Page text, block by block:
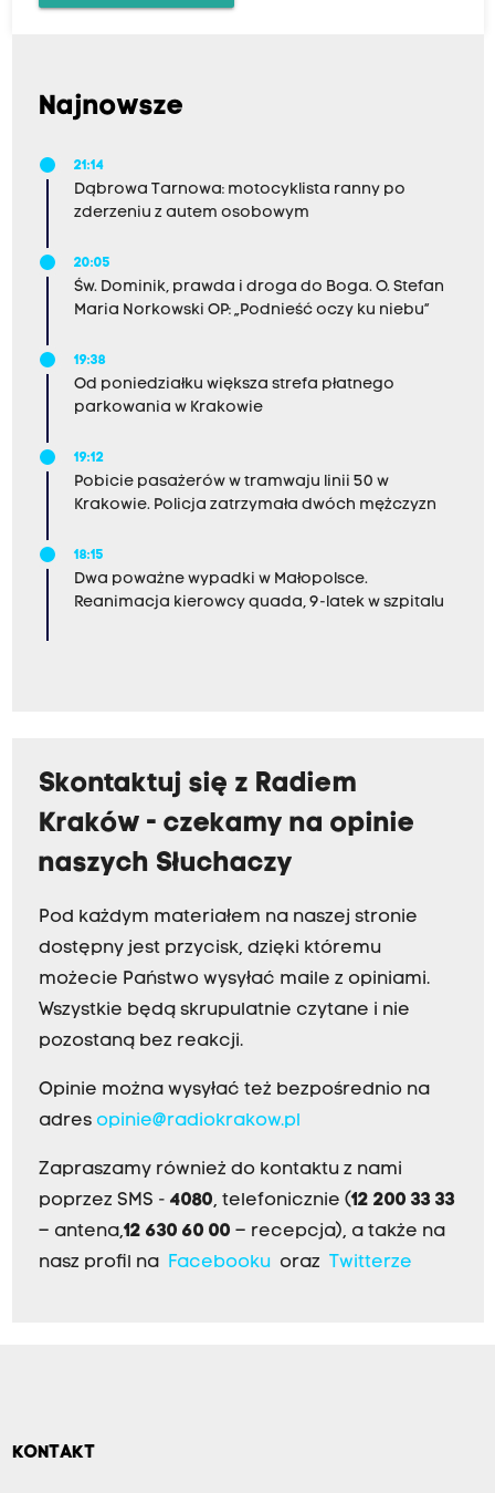
Najnowsze
21:14
Dąbrowa Tarnowa: motocyklista ranny po
zderzeniu z autem osobowym
20:05
Św. Dominik, prawda i droga do Boga. O. Stefan
Maria Norkowski OP: „Podnieść oczy ku niebu”
19:38
Od poniedziałku większa strefa płatnego
parkowania w Krakowie
19:12
Pobicie pasażerów w tramwaju linii 50 w
Krakowie. Policja zatrzymała dwóch mężczyzn
18:15
Dwa poważne wypadki w Małopolsce.
Reanimacja kierowcy quada, 9-latek w szpitalu
Skontaktuj się z Radiem
Kraków - czekamy na opinie
naszych Słuchaczy
Pod każdym materiałem na naszej stronie
dostępny jest przycisk, dzięki któremu
możecie Państwo wysyłać maile z opiniami.
Wszystkie będą skrupulatnie czytane i nie
pozostaną bez reakcji.
Opinie można wysyłać też bezpośrednio na
adres opinie@radiokrakow.pl
Zapraszamy również do kontaktu z nami
poprzez SMS - 4080, telefonicznie (12 200 33 33
– antena,12 630 60 00 – recepcja), a także na
nasz profil na Facebookuoraz Twitterze
KONTAKT